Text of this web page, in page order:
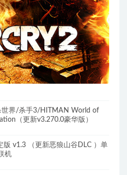
世界/杀手3/HITMAN World of
（更新v3.270.0豪华版）
版 v1.3 （更新恶狼山谷DLC ）单
机